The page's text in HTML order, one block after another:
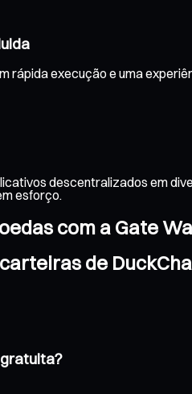
rápida execução e uma
descentralizados em
esforço.
com a Gate
de